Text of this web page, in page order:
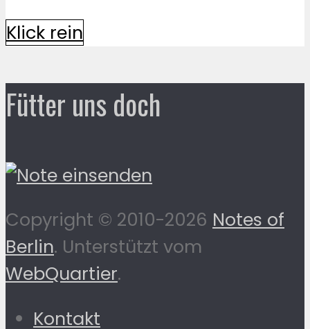
Klick rein
Fütter uns doch
Copyright © 2010-2026 Notes of
Berlin. Unterstützt vom
WebQuartier.
Kontakt